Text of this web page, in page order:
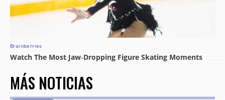
MÁS NOTICIAS